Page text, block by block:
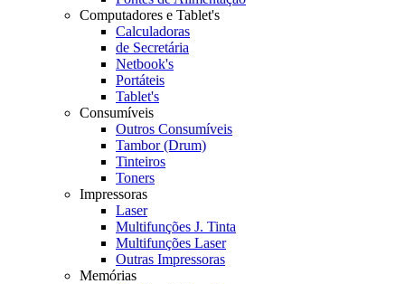
Computadores e Tablet's
Calculadoras
de Secretária
Netbook's
Portáteis
Tablet's
Consumíveis
Outros Consumíveis
Tambor (Drum)
Tinteiros
Toners
Impressoras
Laser
Multifunções J. Tinta
Multifunções Laser
Outras Impressoras
Memórias